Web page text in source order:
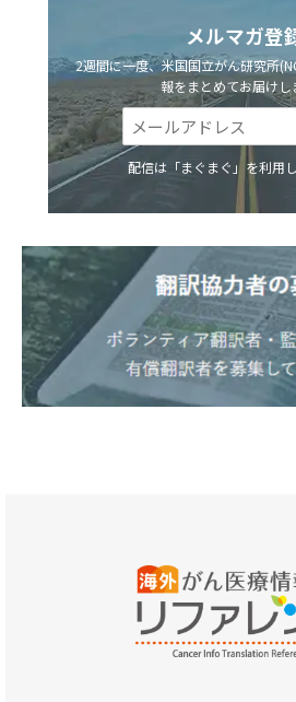
メルマガ登
2週間に一度、米国国立がん研究所
報をまとめてお届けし
配信は「まぐまぐ」を利用し